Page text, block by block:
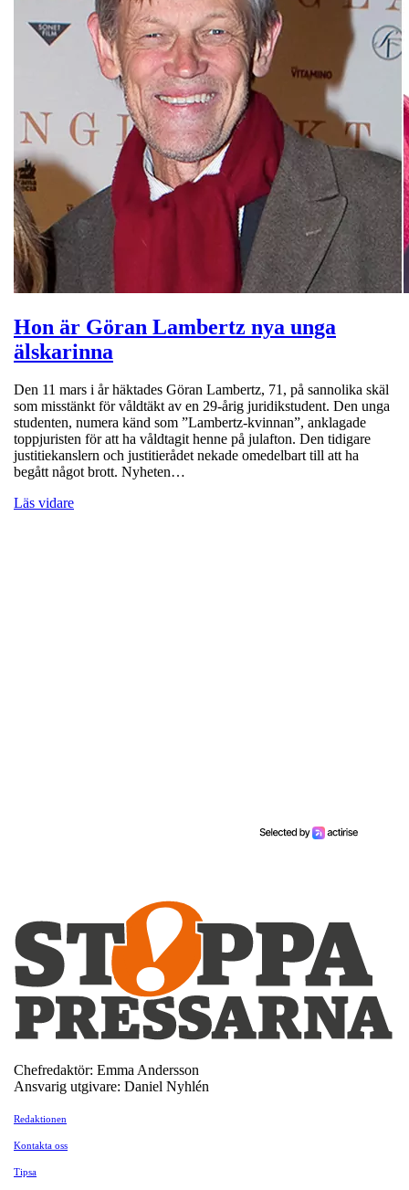
Hon är Göran Lambertz nya unga
älskarinna
Den 11 mars i år häktades Göran Lambertz, 71, på sannolika skäl
som misstänkt för våldtäkt av en 29-årig juridikstudent. Den unga
studenten, numera känd som ”Lambertz-kvinnan”, anklagade
toppjuristen för att ha våldtagit henne på julafton. Den tidigare
justitiekanslern och justitierådet nekade omedelbart till att ha
begått något brott. Nyheten…
Läs vidare
Chefredaktör: Emma Andersson
Ansvarig utgivare: Daniel Nyhlén
Redaktionen
Kontakta oss
Tipsa